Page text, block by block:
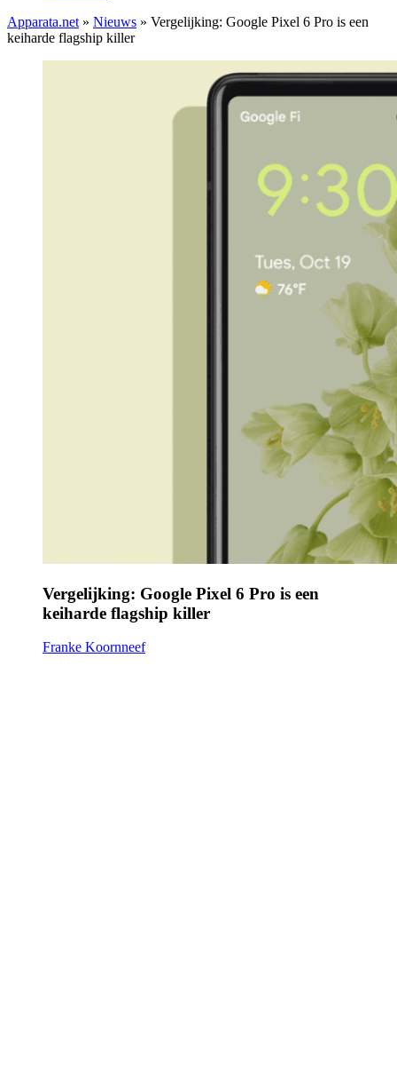
Apparata.net » Nieuws » Vergelijking: Google Pixel 6 Pro is een
keiharde flagship killer
Vergelijking: Google Pixel 6 Pro is een
keiharde flagship killer
Franke Koornneef